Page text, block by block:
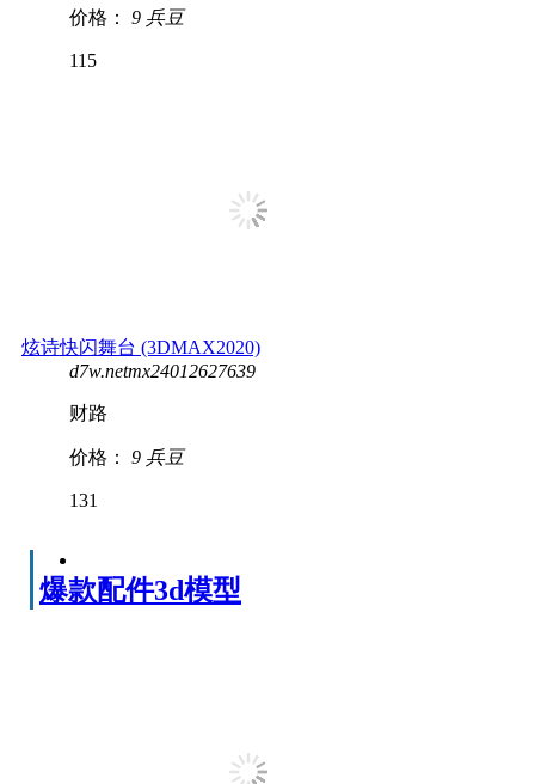
价格： 9 兵豆
115
炫诗快闪舞台 (3DMAX2020)
d7w.netmx24012627639
财路
价格： 9 兵豆
131
爆款配件3d模型